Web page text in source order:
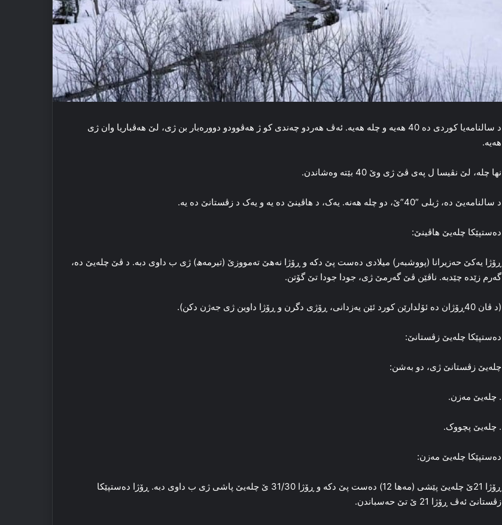
د سالنامه‌یا کوردی ده‌ 40 هه‌یه‌ و چله‌ هه‌یه‌. ئه‌ڤ هه‌ردو چه‌ندی کو ژ هه‌ڤوودو دووره‌بار بن ژی، لێ هه‌ڤباریا وان ژی
هه‌یه‌.
نها چله‌، لێ نڤیسا ل په‌ی ڤێ ژی وێ 40 بێته‌ وه‌شاندن.
د سالنامه‌یێ ده‌، ژبلی ”40”ێ، دو چله‌ هه‌نه‌. یه‌ک، د هاڤینێ ده‌ یه‌ و یه‌ک د زڤستانێ ده‌ یه‌.
ده‌ستپێکا چله‌یێ هاڤینێ:
ڕۆژا یه‌کێ حه‌زیرانا (پووشبه‌ر) میلادی ده‌ست پێ دکه‌ و ڕۆژا نه‌هێ ته‌مووزێ (تیرمه‌ھ) ژی ب داوی دبه‌. د ڤێ چله‌یێ ده‌،
گه‌رم زێده‌ چێدبه‌. ناڤێن ڤێ گه‌رمێ ژی، جودا جودا تێ گۆتن.
(د ڤان 40ڕۆژان ده‌ ئۆلدارێن کورد ئێن یه‌زدانی، ڕۆژی دگرن و ڕۆژا داوین ژی جه‌ژن دکن).
ده‌ستپێکا چله‌یێ زڤستانێ:
چله‌یێ زڤستانێ ژی، دو به‌شن:
. چله‌یێ مه‌زن.
. چله‌یێ پچووک.
ده‌ستپێکا چله‌یێ مه‌زن:
ڕۆژا 21ێ چله‌یێ پێشی (مه‌ها 12) ده‌ست پێ دکه‌ و ڕۆژا 31/30 ێ چله‌یێ پاشی ژی ب داوی دبه‌. ڕۆژا ده‌ستپێکا
زڤستانێ ئه‌ڤ ڕۆژا 21 ێ تێ حه‌سباندن.